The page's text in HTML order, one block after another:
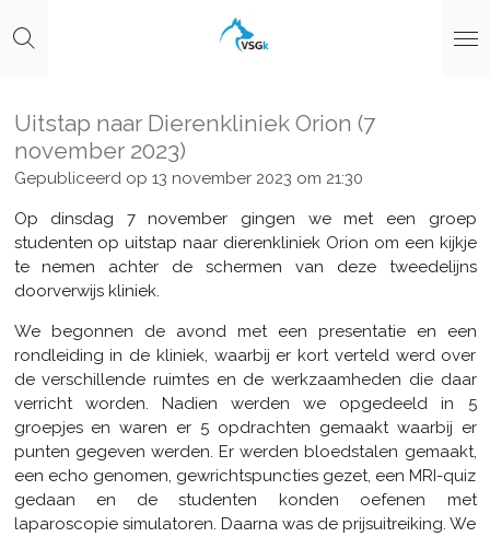
direct
hoofdinhoud
Uitstap naar Dierenkliniek Orion (7
november 2023)
Gepubliceerd op 13 november 2023 om 21:30
Op dinsdag 7 november gingen we met een groep
studenten op uitstap naar dierenkliniek Orion om een kijkje
te nemen achter de schermen van deze tweedelijns
doorverwijs kliniek.
We begonnen de avond met een presentatie en een
rondleiding in de kliniek, waarbij er kort verteld werd over
de verschillende ruimtes en de werkzaamheden die daar
verricht worden. Nadien werden we opgedeeld in 5
groepjes en waren er 5 opdrachten gemaakt waarbij er
punten gegeven werden. Er werden bloedstalen gemaakt,
een echo genomen, gewrichtspuncties gezet, een MRI-quiz
gedaan en de studenten konden oefenen met
laparoscopie simulatoren. Daarna was de prijsuitreiking. We